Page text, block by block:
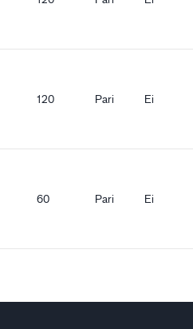
120 Pari Ei
60 Pari Ei